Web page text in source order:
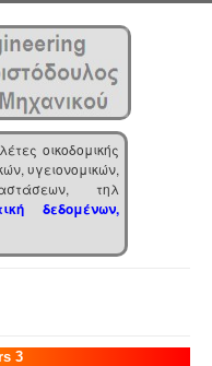
οικοδομικής
υγειονομικών,
τηλ
δεδομένων,
3